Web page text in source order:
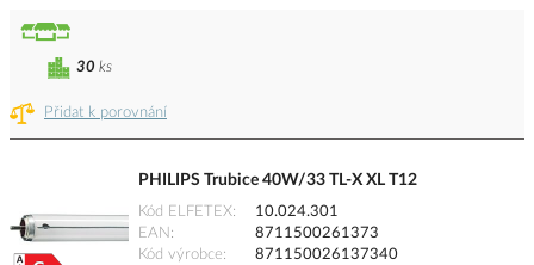
Přidat k porovnání
30 ks
PHILIPS Trubice 40W/33 TL-X XL T12
Kód ELFETEX
10.024.301
EAN
8711500261373
Kód výrobce
871150026137340